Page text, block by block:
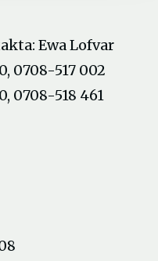
Ewa Lofvar
0708-517 002
0708-518 461